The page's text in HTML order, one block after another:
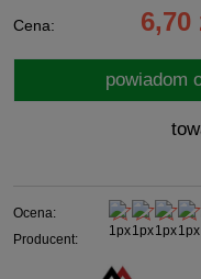
Cena: 6,70
powiadom
Ocena:
Producent: